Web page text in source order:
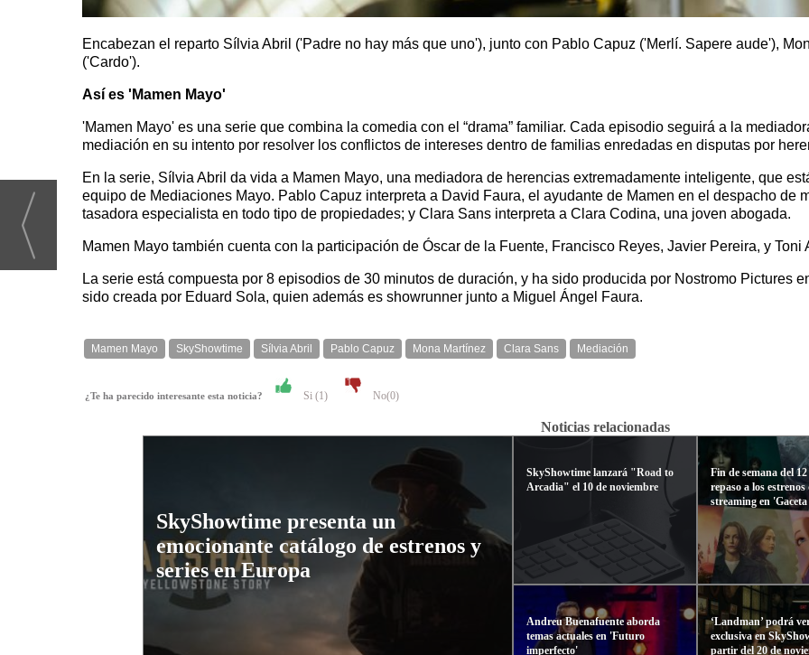
Encabezan el reparto Sílvia Abril ('Padre no hay más que uno'), junto con Pablo Capuz ('Merlí. Sapere aude'),
('Cardo').
Así es 'Mamen Mayo'
'Mamen Mayo' es una serie que combina la comedia con el “drama” familiar. Cada episodio seguirá a la
mediación en su intento por resolver los conflictos de intereses dentro de familias enredadas en disputas por
En la serie, Sílvia Abril da vida a Mamen Mayo, una mediadora de herencias extremadamente inteligente, que
equipo de Mediaciones Mayo. Pablo Capuz interpreta a David Faura, el ayudante de Mamen en el despacho de
tasadora especialista en todo tipo de propiedades; y Clara Sans interpreta a Clara Codina, una joven abogada.
Mamen Mayo también cuenta con la participación de Óscar de la Fuente, Francisco Reyes, Javier Pereira, y
La serie está compuesta por 8 episodios de 30 minutos de duración, y ha sido producida por Nostromo Pictures
sido creada por Eduard Sola, quien además es showrunner junto a Miguel Ángel Faura.
Mamen Mayo SkyShowtime Sílvia Abril Pablo Capuz Mona Martínez Clara Sans Mediación
¿Te ha parecido interesante esta noticia? Si (1) No(0)
Noticias relacionadas
SkyShowtime presenta un
emocionante catálogo de estrenos y
series en Europa
SkyShowtime lanzará "Road to
Arcadia" el 10 de noviembre
Andreu Buenafuente aborda
temas actuales en 'Futuro
imperfecto'
Fin de semana del
repaso a los estrenos
streaming en
‘Landman’ podrá
exclusiva en
partir del 20 de